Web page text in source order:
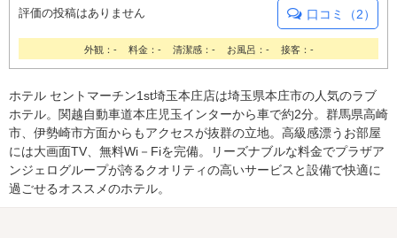
評価の投稿はありません 口コミ（2）
外観：- 料金：- 清潔感：- お風呂：- 接客：-
ホテル セントマーチン1st埼玉本庄店は埼玉県本庄市の人気のラブ
ホテル。関越自動車道本庄児玉インターから車で約2分。群馬県高崎
市、伊勢崎市方面からもアクセスが抜群の立地。高級感漂うお部屋
には大画面TV、無料Wi－Fiを完備。リーズナブルな料金でプラザア
ンジェログループが誇るクオリティの高いサービスと設備で快適に
過ごせるオススメのホテル。